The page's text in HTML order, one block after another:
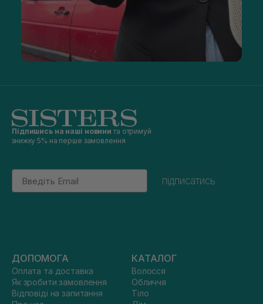
Підпишись на наші новини та отримуй
знижку 5% на перше замовлення
Email
підписатись
ДОПОМОГА
Оплата та доставка
Як зробити замовлення
Відповіді на запитання
КАТАЛОГ
Волосся
Обличчя
Тіло